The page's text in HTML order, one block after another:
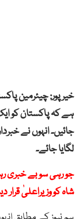
خیرپور: چیئرمین
ہے کہ پاکستان کو
جائیں۔ انہوں نے
لگایا جائے۔
جو رہی سو بے خبری
شاہ کو وزیراعلیٰ قرار